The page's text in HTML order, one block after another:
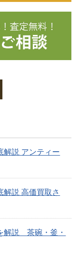
解説 アンティー
解説 高価買取さ
解説 茶碗・釜・